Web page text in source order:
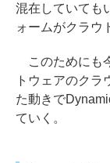
混在していても
ォームがクラウ
このためにも
トウェアのクラ
た動きで
ていく。